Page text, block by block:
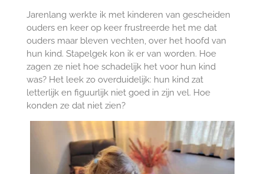
Jarenlang werkte ik met kinderen van gescheiden
ouders en keer op keer frustreerde het me dat
ouders maar bleven vechten, over het hoofd van
hun kind. Stapelgek kon ik er van worden. Hoe
zagen ze niet hoe schadelijk het voor hun kind
was? Het leek zo overduidelijk: hun kind zat
letterlijk en figuurlijk niet goed in zijn vel. Hoe
konden ze dat niet zien?